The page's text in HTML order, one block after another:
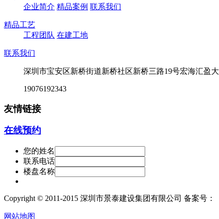
企业简介 精品案例 联系我们
精品工艺
工程团队 在建工地
联系我们
深圳市宝安区新桥街道新桥社区新桥三路19号宏海汇盈
19076192343
友情链接
在线预约
您的姓名
联系电话
楼盘名称
Copyright © 2011-2015 深圳市景泰建设集团有限公司 备案号：
网站地图